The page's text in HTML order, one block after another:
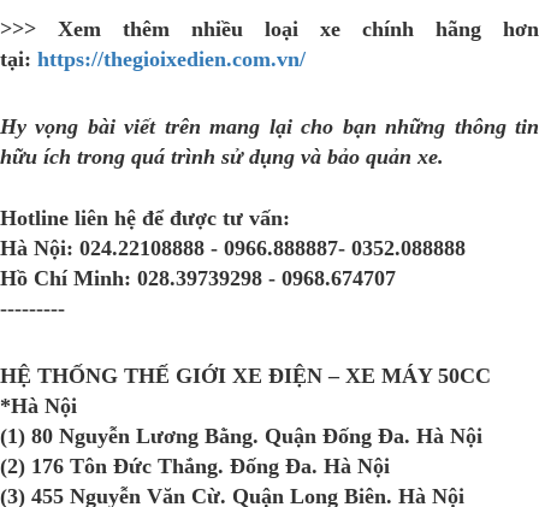
>>> Xem thêm nhiều loại xe chính hãng hơn
tại: https://thegioixedien.com.vn/
Hy vọng bài viết trên mang lại cho bạn những thông tin
hữu ích trong quá trình sử dụng và bảo quản xe.
Hotline liên hệ để được tư vấn:
Hà Nội: 024.22108888 - 0966.888887- 0352.088888
Hồ Chí Minh: 028.39739298 - 0968.674707
---------
HỆ THỐNG THẾ GIỚI XE ĐIỆN – XE MÁY 50CC
*Hà Nội
(1) 80 Nguyễn Lương Bằng. Quận Đống Đa. Hà Nội
(2) 176 Tôn Đức Thắng. Đống Đa. Hà Nội
(3) 455 Nguyễn Văn Cừ. Quận Long Biên. Hà Nội